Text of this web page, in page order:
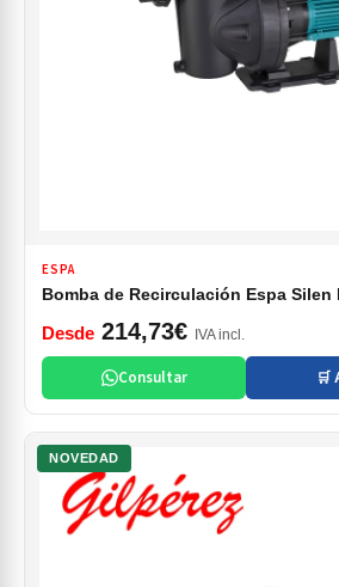
ESPA
Bomba de Recirculación Espa Silen I
Desde 214,73€ IVA incl.
Consultar 🛒
NOVEDAD